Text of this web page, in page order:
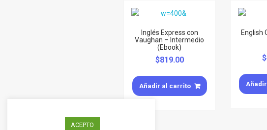
Inglés Express con
Vaughan – Intermedio
(Ebook)
$819.00
Añadir al carrito
English
$
ACEPTO